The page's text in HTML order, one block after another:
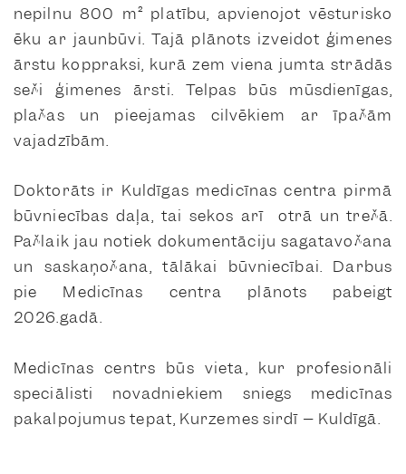
nepilnu 800 m² platību, apvienojot vēsturisko
ēku ar jaunbūvi. Tajā plānots izveidot ģimenes
ārstu koppraksi, kurā zem viena jumta strādās
seši ģimenes ārsti. Telpas būs mūsdienīgas,
plašas un pieejamas cilvēkiem ar īpašām
vajadzībām.
Doktorāts ir Kuldīgas medicīnas centra pirmā
būvniecības daļa, tai sekos arī otrā un trešā.
Pašlaik jau notiek dokumentāciju sagatavošana
un saskaņošana, tālākai būvniecībai. Darbus
pie Medicīnas centra plānots pabeigt
2026.gadā.
Medicīnas centrs būs vieta, kur profesionāli
speciālisti novadniekiem sniegs medicīnas
pakalpojumus tepat, Kurzemes sirdī – Kuldīgā.